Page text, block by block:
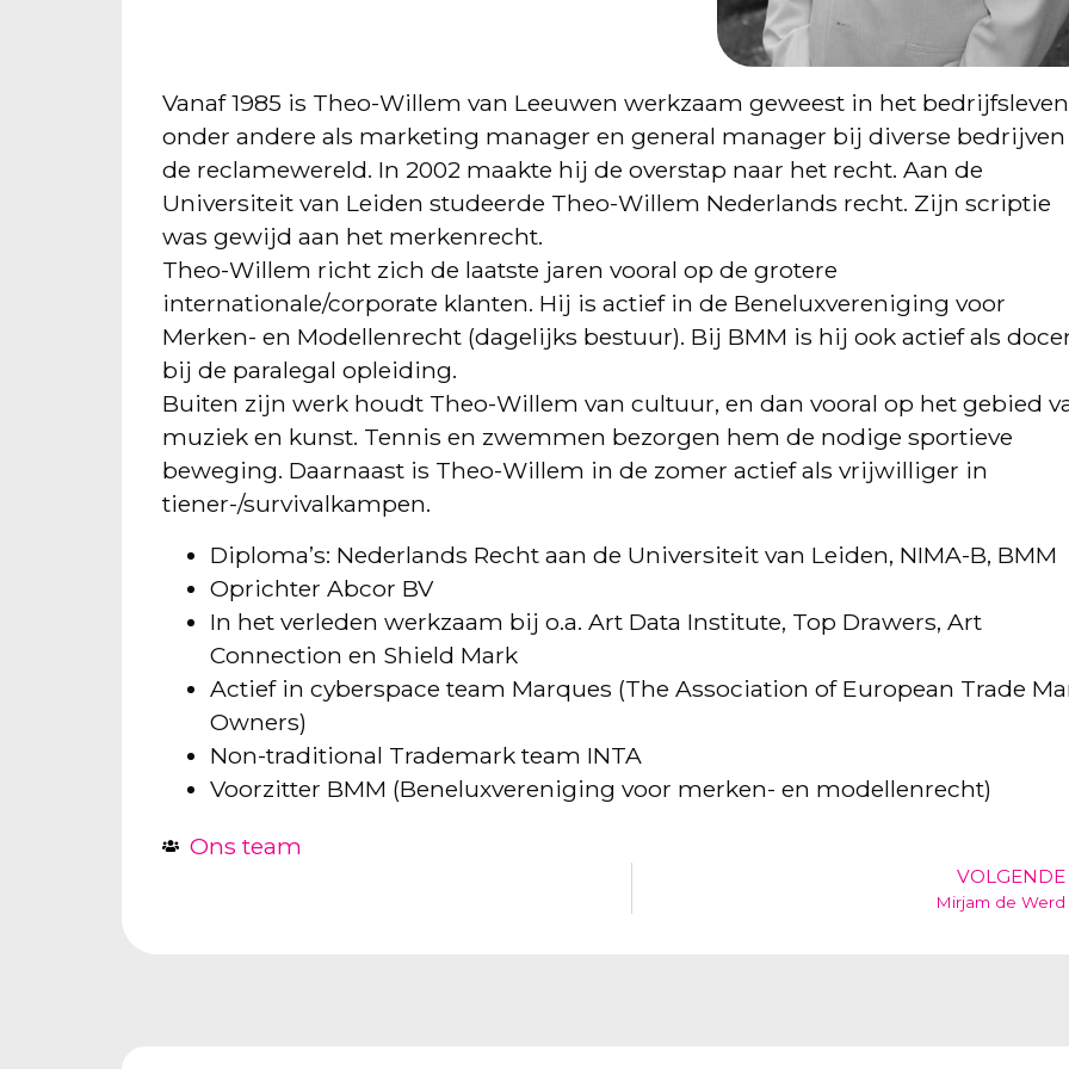
Vanaf 1985 is Theo-Willem van Leeuwen werkzaam geweest in het
onder andere als marketing manager en general manager bij diverse
de reclamewereld. In 2002 maakte hij de overstap naar het recht. Aan de
Universiteit van Leiden studeerde Theo-Willem Nederlands recht. Zijn scriptie
was gewijd aan het merkenrecht.
Theo-Willem richt zich de laatste jaren vooral op de grotere
internationale/corporate klanten. Hij is actief in de Beneluxvereniging voor
Merken- en Modellenrecht (dagelijks bestuur). Bij BMM is hij ook actief als
bij de paralegal opleiding.
Buiten zijn werk houdt Theo-Willem van cultuur, en dan vooral op het gebied
muziek en kunst. Tennis en zwemmen bezorgen hem de nodige sportieve
beweging. Daarnaast is Theo-Willem in de zomer actief als vrijwilliger in
tiener-/survivalkampen.
Diploma’s: Nederlands Recht aan de Universiteit van Leiden, NIMA-B, BMM
Oprichter Abcor BV
In het verleden werkzaam bij o.a. Art Data Institute, Top Drawers, Art
Connection en Shield Mark
Actief in cyberspace team Marques (The Association of European Trade
Owners)
Non-traditional Trademark team INTA
Voorzitter BMM (Beneluxvereniging voor merken- en modellenrecht)
Ons team
VOLGENDE
Mirjam de Werd